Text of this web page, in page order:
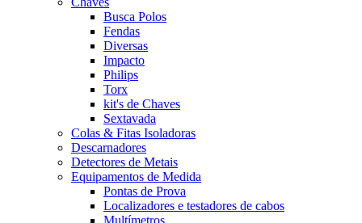
Busca Polos
Fendas
Diversas
Impacto
Philips
Torx
kit's de Chaves
Sextavada
Colas & Fitas Isoladoras
Descarnadores
Detectores de Metais
Equipamentos de Medida
Pontas de Prova
Localizadores e testadores de cabos
Multímetros